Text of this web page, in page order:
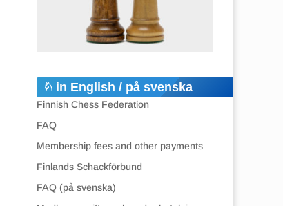
in English / på svenska
Finnish Chess Federation
FAQ
Membership fees and other payments
Finlands Schackförbund
FAQ (på svenska)